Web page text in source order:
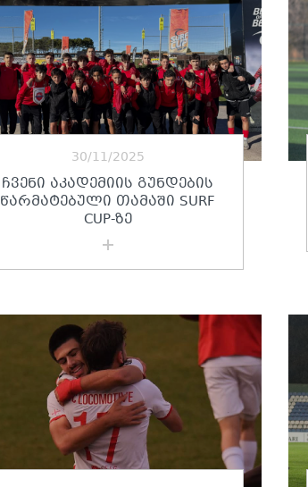
30/11/2025
ᲩᲕᲔᲜᲘ ᲐᲙᲐᲓᲔᲛᲘᲘᲡ ᲒᲣᲜᲓᲔᲑᲘᲡ
ᲬᲐᲠᲛᲐᲢᲔᲑᲣᲚᲘ ᲗᲐᲛᲐᲨᲘ SURF
CUP-ᲖᲔ